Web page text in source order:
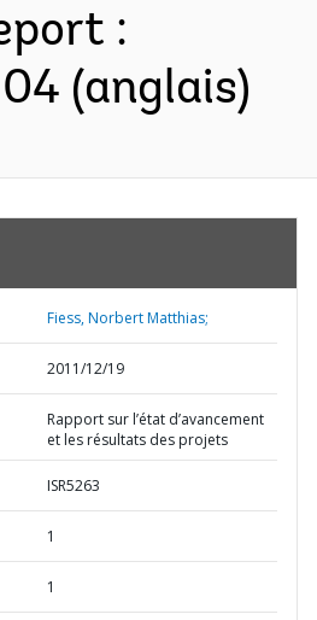
:
(anglais)
Fiess, Norbert Matthias;
2011/12/19
Rapport sur l’état d’avancement
et les résultats des projets
ISR5263
1
1